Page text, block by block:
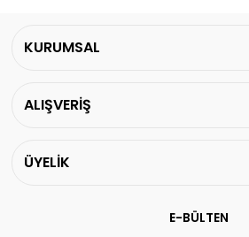
KURUMSAL
ALIŞVERİŞ
ÜYELİK
E-BÜLTEN